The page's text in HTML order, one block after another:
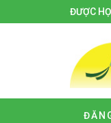
ĐƯỢC